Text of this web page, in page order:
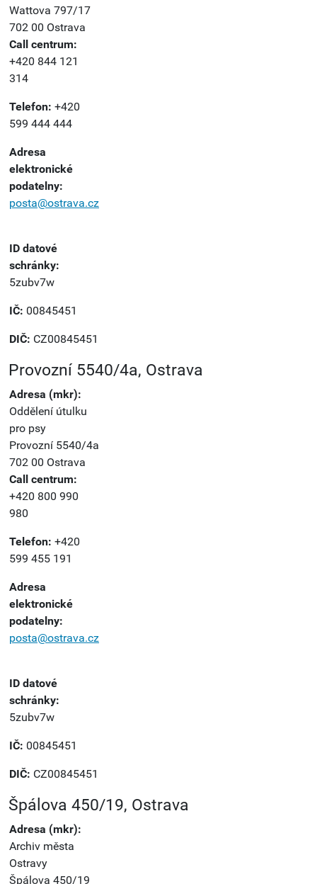
Wattova 797/17
702 00 Ostrava
Call centrum:
+420 844 121
314
Telefon: +420
599 444 444
Adresa
elektronické
podatelny:
posta@ostrava.cz
ID datové
schránky:
5zubv7w
IČ: 00845451
DIČ: CZ00845451
Provozní 5540/4a, Ostrava
Adresa (mkr):
Oddělení útulku
pro psy
Provozní 5540/4a
702 00 Ostrava
Call centrum:
+420 800 990
980
Telefon: +420
599 455 191
Adresa
elektronické
podatelny:
posta@ostrava.cz
ID datové
schránky:
5zubv7w
IČ: 00845451
DIČ: CZ00845451
Špálova 450/19, Ostrava
Adresa (mkr):
Archiv města
Ostravy
Špálova 450/19